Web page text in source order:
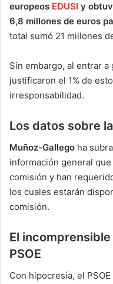
europeos EDUSI y
6,8 millones de euros
total sumó 21 millones
Sin embargo, al entrar
justificaron el 1% de
irresponsabilidad.
Los datos sobre
Muñoz-Gallego ha
información general
comisión y han
los cuales estarán
comisión.
El
PSOE
Con hipocresía, el